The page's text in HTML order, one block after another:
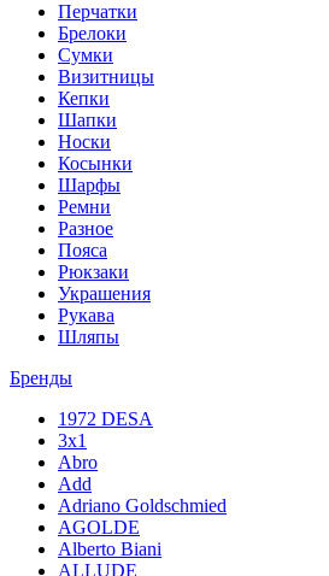
Перчатки
Брелоки
Сумки
Визитницы
Кепки
Шапки
Носки
Косынки
Шарфы
Ремни
Разное
Пояса
Рюкзаки
Украшения
Рукава
Шляпы
Бренды
1972 DESA
3x1
Abro
Add
Adriano Goldschmied
AGOLDE
Alberto Biani
ALLUDE